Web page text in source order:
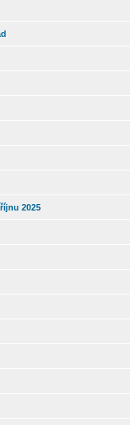
2025